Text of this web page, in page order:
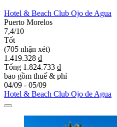
Hotel & Beach Club Ojo de Agua
Puerto Morelos
7,4/10
Tốt
(705 nhận xét)
1.419.328 ₫
Tổng 1.824.733 ₫
bao gồm thuế & phí
04/09 - 05/09
Hotel & Beach Club Ojo de Agua